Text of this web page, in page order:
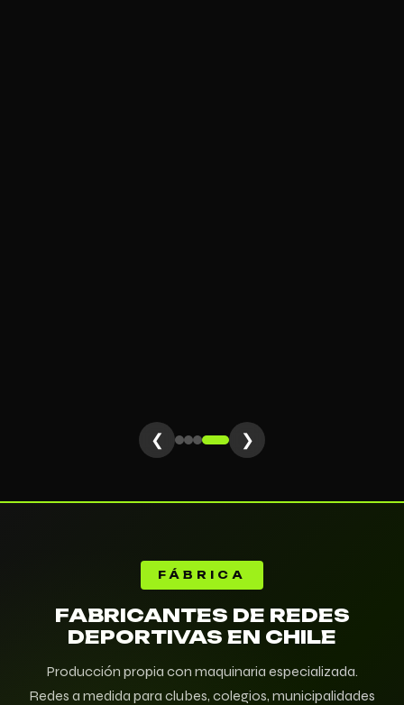
❮ ❯
FÁBRICA
FABRICANTES DE REDES
DEPORTIVAS EN CHILE
Producción propia con maquinaria especializada.
Redes a medida para clubes, colegios, municipalidades
¿Cómo puedo ayudarte?